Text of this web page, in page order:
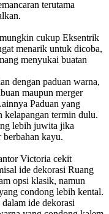
terutama
cukup Eksentrik
menarik untuk dicoba,
menyukai buatan
dengan paduan warna,
maupun merger
Paduan yang
kelapangan termin dulu.
lebih juwita jika
berbahan kayu.
Victoria cekit
ide dekorasi Ruang
opsi klasik, namun
condong lebih kental.
ide dekorasi